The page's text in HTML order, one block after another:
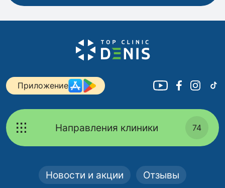
Приложение
Направления клиники 74
Новости и акции Отзывы